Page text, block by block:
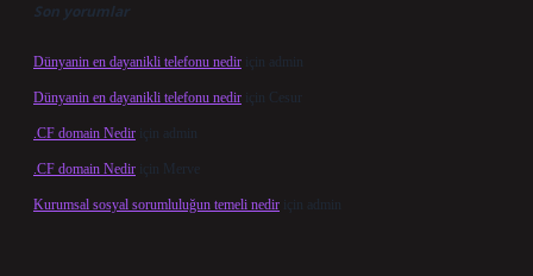
Son yorumlar
Dünyanin en dayanikli telefonu nedir için admin
Dünyanin en dayanikli telefonu nedir için Cesur
.CF domain Nedir için admin
.CF domain Nedir için Merve
Kurumsal sosyal sorumluluğun temeli nedir için admin